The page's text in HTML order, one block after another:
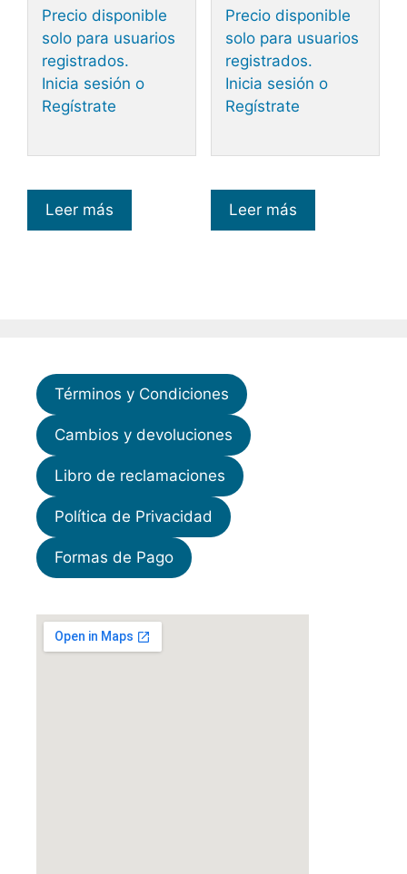
Precio disponible
solo para usuarios
registrados.
Inicia sesión o
Regístrate
Leer más
Precio disponible
solo para usuarios
registrados.
Inicia sesión o
Regístrate
Leer más
Términos y Condiciones
Cambios y devoluciones
Libro de reclamaciones
Política de Privacidad
Formas de Pago